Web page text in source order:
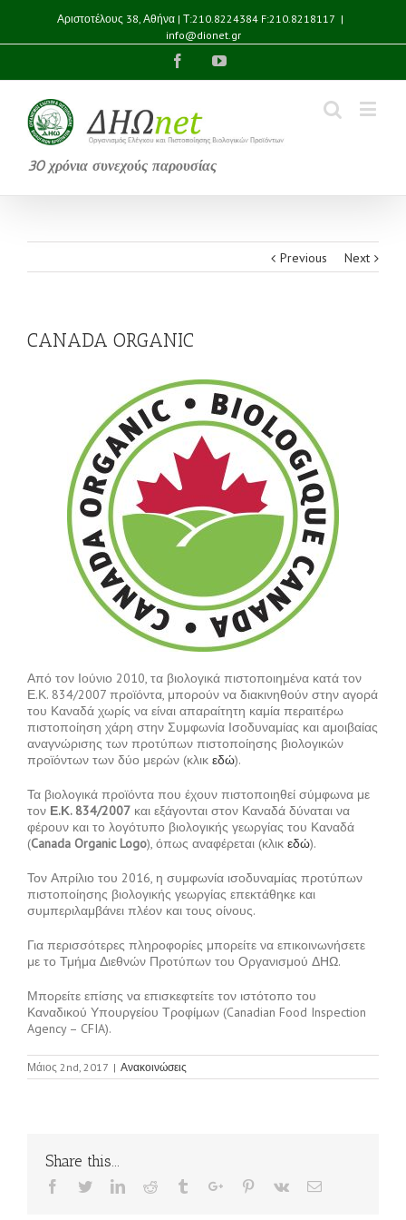
Αριστοτέλους 38, Αθήνα | Τ:210.8224384 F:210.8218117 |
info@dionet.gr
FacebookYouTube
30 χρόνια συνεχούς παρουσίας
Previous Next
CANADA ORGANIC
Από τον Ιούνιο 2010, τα βιολογικά πιστοποιημένα κατά τον
Ε.Κ. 834/2007 προϊόντα, μπορούν να διακινηθούν στην αγορά
του Καναδά χωρίς να είναι απαραίτητη καμία περαιτέρω
πιστοποίηση χάρη στην Συμφωνία Ισοδυναμίας και αμοιβαίας
αναγνώρισης των προτύπων πιστοποίησης βιολογικών
προϊόντων των δύο μερών (κλικ εδώ).
Τα βιολογικά προϊόντα που έχουν πιστοποιηθεί σύμφωνα με
τον Ε.Κ. 834/2007 και εξάγονται στον Καναδά δύναται να
φέρουν και το λογότυπο βιολογικής γεωργίας του Καναδά
(Canada Organic Logo), όπως αναφέρεται (κλικ εδώ).
Τον Απρίλιο του 2016, η συμφωνία ισοδυναμίας προτύπων
πιστοποίησης βιολογικής γεωργίας επεκτάθηκε και
συμπεριλαμβάνει πλέον και τους οίνους.
Για περισσότερες πληροφορίες μπορείτε να επικοινωνήσετε
με το Τμήμα Διεθνών Προτύπων του Οργανισμού ΔΗΩ.
Μπορείτε επίσης να επισκεφτείτε τον ιστότοπο του
Καναδικού Υπουργείου Τροφίμων (Canadian Food Inspection
Agency – CFIA).
Μάιος 2nd, 2017 | Ανακοινώσεις
Share this...
Facebook
TwitterLinkedinReddit TumblrGoogle+Pinterest
Vk Email